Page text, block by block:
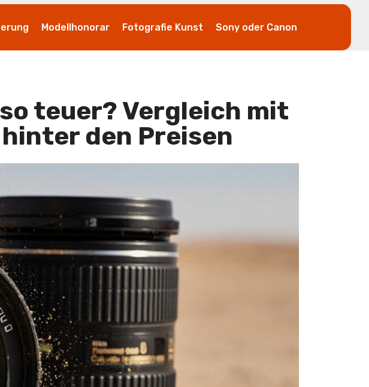
Modellhonorar Fotografie Kunst Sony oder Canon
teuer? Vergleich mit
den Preisen